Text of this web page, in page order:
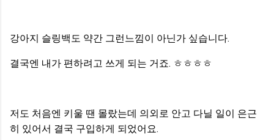
강아지 슬링백도 약간 그런느낌이 아닌가 싶습니다.
결국엔 내가 편하려고 쓰게 되는 거죠. ㅎㅎㅎㅎ
저도 처음엔 키울 땐 몰랐는데 의외로 안고 다닐 일이 은근
히 있어서 결국 구입하게 되었어요.